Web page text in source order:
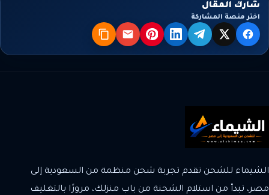
شارك المقال
اختر منصة المشاركة
فيسبوك
X تيليجراملينكدإنبنترستالبريد نسخ
الشيماء للشحن تقدم تجربة شحن منظمة من السعودية إلى
مصر، تبدأ من استلام الشحنة من باب منزلك، مرورًا بالتغليف